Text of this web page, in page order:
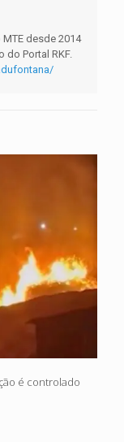
desde 2014
do Portal RKF.
é controlado